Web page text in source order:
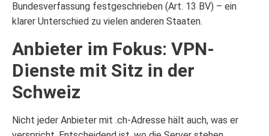
Bundesverfassung festgeschrieben (Art. 13 BV) – ein
klarer Unterschied zu vielen anderen Staaten.
Anbieter im Fokus: VPN-
Dienste mit Sitz in der
Schweiz
Nicht jeder Anbieter mit .ch-Adresse hält auch, was er